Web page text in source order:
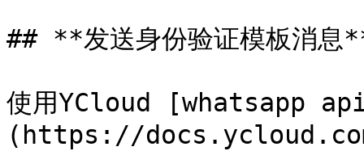
## **发送身份验证模板消息
使用YCloud [whatsapp
(https://